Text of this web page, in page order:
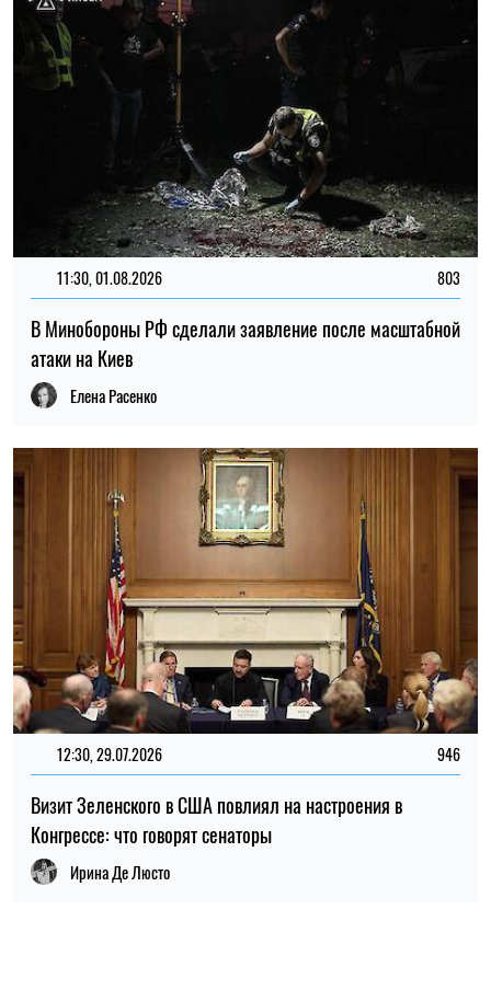
11:30, 01.08.2026 803
В Минобороны РФ сделали заявление после масштабной
атаки на Киев
Елена Расенко
12:30, 29.07.2026 946
Визит Зеленского в США повлиял на настроения в
Конгрессе: что говорят сенаторы
Ирина Де Люсто